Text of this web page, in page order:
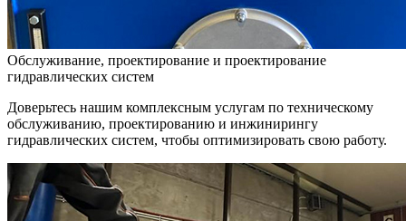
Обслуживание, проектирование и проектирование
гидравлических систем
Доверьтесь нашим комплексным услугам по техническому
обслуживанию, проектированию и инжинирингу
гидравлических систем, чтобы оптимизировать свою работу.